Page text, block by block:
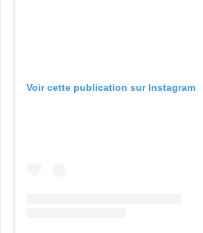
Voir cette publication sur Instagram